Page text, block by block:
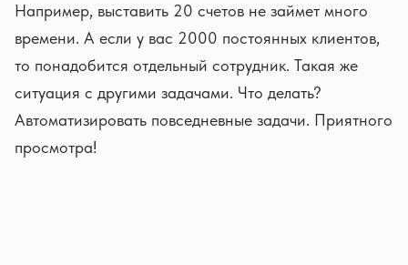
Например, выставить 20 счетов не займет много
времени. А если у вас 2000 постоянных клиентов,
то понадобится отдельный сотрудник. Такая же
ситуация с другими задачами. Что делать?
Автоматизировать повседневные задачи. Приятного
просмотра!